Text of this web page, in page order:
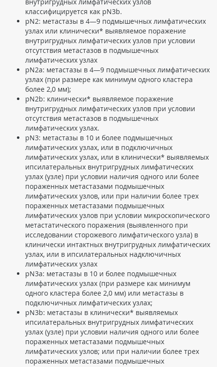
классифицируется как pN3b.
pN2: метастазы в 4—9 подмышечных лимфатических
узлах или клинически* выявляемое поражение
внутригрудных лимфатических узлов при условии
отсутствия метастазов в подмышечных
лимфатических узлах
pN2a: метастазы в 4—9 подмышечных лимфатических
узлах (при размере как минимум одного кластера
более 2,0 мм);
pN2b: клинически* выявляемое поражение
внутригрудных лимфатических узлов при условии
отсутствия метастазов в подмышечных
лимфатических узлах.
pN3: метастазы в 10 и более подмышечных
лимфатических узлах, или в подключичных
лимфатических узлах, или в клинически* выявляемых
ипсилатеральных внутригрудных лимфатических
узлах (узле) при условии наличия одного или более
пораженных метастазами подмышечных
лимфатических узлов, или при наличии более трех
пораженных метастазами подмышечных
лимфатических узлов при условии микроскопического
метастатического поражения (выявленного при
исследовании сторожевого лимфатического узла) в
клинически интактных внутригрудных лимфатических
узлах, или в ипсилатеральных надключичных
лимфатических узлах
pN3a: метастазы в 10 и более подмышечных
лимфатических узлах (при размере как минимум
одного кластера более 2,0 мм) или метастазы в
подключичных лимфатических узлах;
pN3b: метастазы в клинически* выявляемых
ипсилатеральных внутригрудных лимфатических
узлах (узле) при условии наличия одного или более
пораженных метастазами подмышечных
лимфатических узлов; или при наличии более трех
пораженных метастазами подмышечных